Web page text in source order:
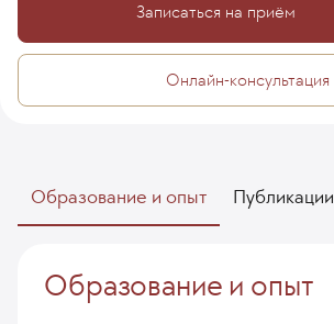
Записаться на приём
Онлайн-консультация
Образование и опыт Публикации
Образование и опыт